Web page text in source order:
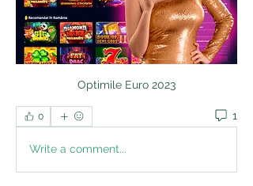
Optimile Euro 2023
0 1
Write a comment...